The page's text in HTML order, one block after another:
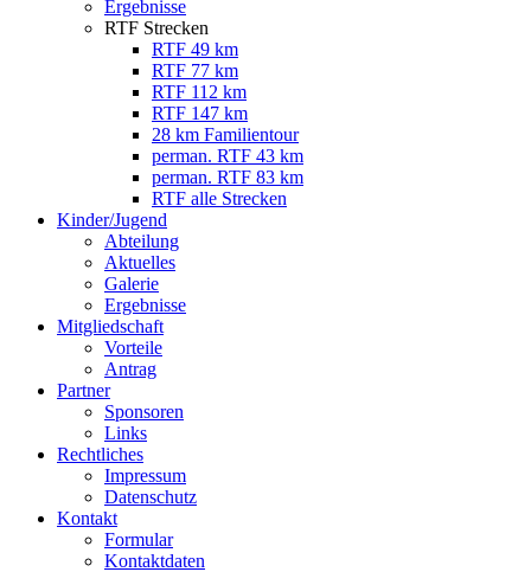
Ergebnisse
RTF Strecken
RTF 49 km
RTF 77 km
RTF 112 km
RTF 147 km
28 km Familientour
perman. RTF 43 km
perman. RTF 83 km
RTF alle Strecken
Kinder/Jugend
Abteilung
Aktuelles
Galerie
Ergebnisse
Mitgliedschaft
Vorteile
Antrag
Partner
Sponsoren
Links
Rechtliches
Impressum
Datenschutz
Kontakt
Formular
Kontaktdaten